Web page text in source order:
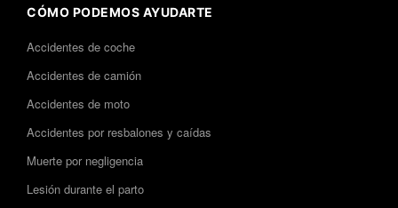
CÓMO PODEMOS AYUDARTE
Accidentes de coche
Accidentes de camión
Accidentes de moto
Accidentes por resbalones y caídas
Muerte por negligencia
Lesión durante el parto